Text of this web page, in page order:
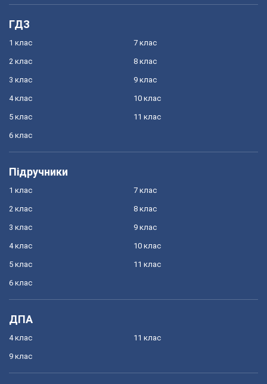
ГДЗ
1 клас
2 клас
3 клас
4 клас
5 клас
6 клас
7 клас
8 клас
9 клас
10 клас
11 клас
Підручники
1 клас
2 клас
3 клас
4 клас
5 клас
6 клас
7 клас
8 клас
9 клас
10 клас
11 клас
ДПА
4 клас
9 клас
11 клас